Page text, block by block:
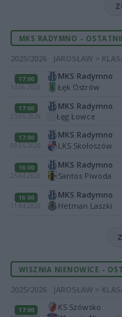
MKS RADYMNO -
2025/2026 · JAROSŁAW >
17:00
14.06.2026
MKS Radymno
Łęk Ostrów
17:00
23.05.2026
MKS Radymno
Łęg Łowce
17:00
09.05.2026
MKS Radymno
LKS Skołoszów
16:00
25.04.2026
MKS Radymno
Santos Piwoda
16:00
11.04.2026
MKS Radymno
Hetman Laszki
WISZNIA NIENOWICE -
2025/2026 · JAROSŁAW >
17:00
KS Szówsko